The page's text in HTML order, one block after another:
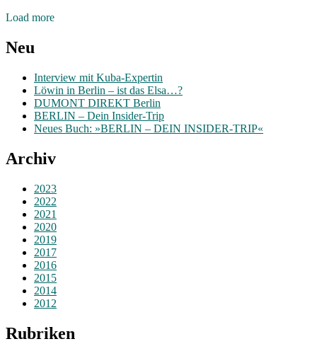
Posts
Load more
Neu
Interview mit Kuba-Expertin
Löwin in Berlin – ist das Elsa…?
DUMONT DIREKT Berlin
BERLIN – Dein Insider-Trip
Neues Buch: »BERLIN – DEIN INSIDER-TRIP«
Archiv
2023
2022
2021
2020
2019
2017
2016
2015
2014
2012
Rubriken